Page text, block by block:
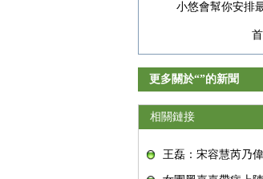
小悠會幫你安排
更多關於“”的新聞
相關鏈接
王磊：宋容慧芮乃